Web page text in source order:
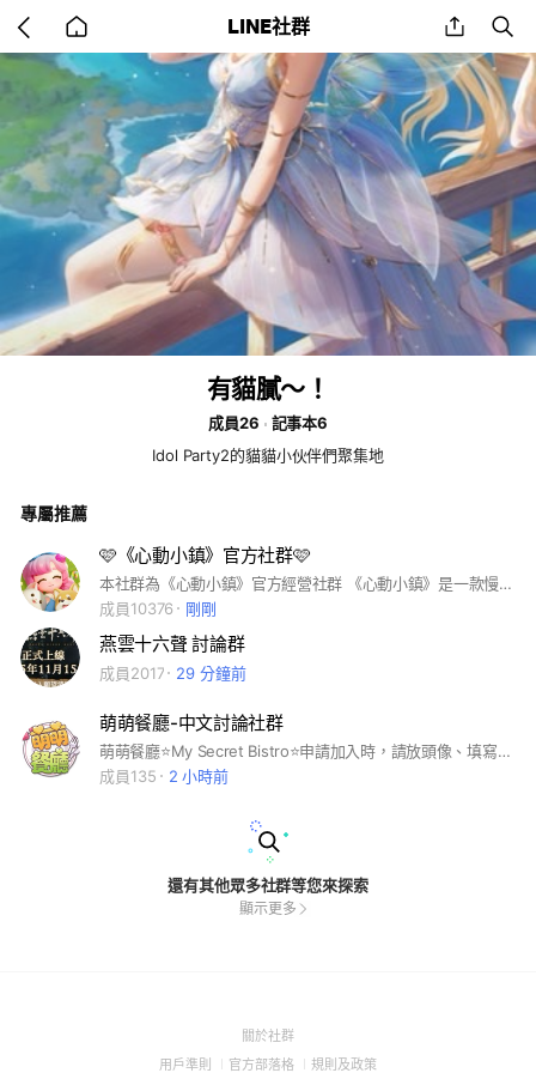
back
to
home
LINE社群 share
有貓膩～！
成員26
記事本6
Idol Party2的貓貓小伙伴們聚集地
專屬推薦
🩷《心動小鎮》官方社群🩷
本社群為《心動小鎮》官方經營社群 《心動小鎮》是一款慢節奏生活模擬遊戲。 無論你有什麼樣的愛好、個性，在這裡都能隨心所欲展示。 現在就放鬆心情，在小鎮悠哉度日，遇見生活的美好吧！ ※本遊戲涉及戀愛要素 依遊戲軟體分級管理辦法分類為輔12級。 ※本遊戲為免費使用， 遊戲內另提供購買虛擬貨幣、物品等付費服務。 ※請注意遊戲時間，避免沈迷。
成員10376
剛剛
燕雲十六聲 討論群
成員2017 29 分鐘前
萌萌餐廳-中文討論社群
萌萌餐廳⭐️My Secret Bistro⭐️申請加入時，請放頭像、填寫遊戲等級、完整遊戲暱稱，缺一不可!
成員135
2 小時前
還有其他眾多社群等您來探索
顯示更多
關於社群(Open
用戶準則 (Open
官方部落格 (Open
規則及政策(Open